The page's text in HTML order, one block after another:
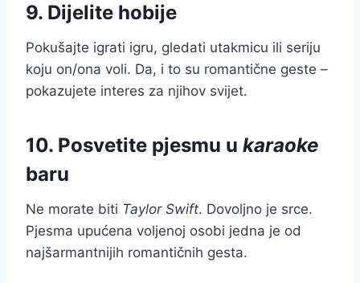
9. Dijelite hobije
Pokušajte igrati igru, gledati utakmicu ili seriju
koju on/ona voli. Da, i to su romantične geste –
pokazujete interes za njihov svijet.
10. Posvetite pjesmu u karaoke
baru
Ne morate biti Taylor Swift. Dovoljno je srce.
Pjesma upućena voljenoj osobi jedna je od
najšarmantnijih romantičnih gesta.